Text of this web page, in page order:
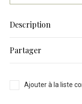
Description
Partager
Ajouter à la liste